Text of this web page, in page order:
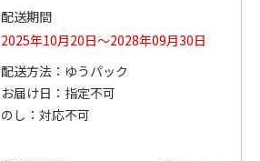
「犬夜叉」アクリル
ジオラマスタンド
（殺生丸）
配送期間
2025年10月20日～2028年09月30日
配送方法
ゆうパック
お届け日
指定不可
のし
対応不可